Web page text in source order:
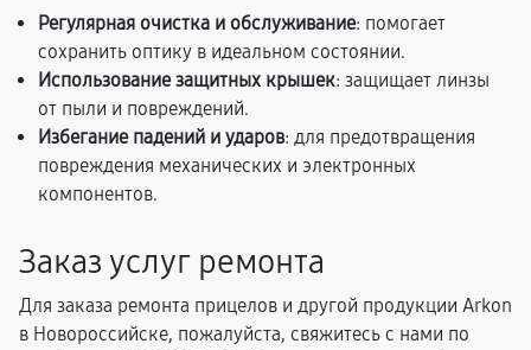
Регулярная очистка и обслуживание: помогает
сохранить оптику в идеальном состоянии.
Использование защитных крышек: защищает линзы
от пыли и повреждений.
Избегание падений и ударов: для предотвращения
повреждения механических и электронных
компонентов.
Заказ услуг ремонта
Для заказа ремонта прицелов и другой продукции Arkon
в Новороссийске, пожалуйста, свяжитесь с нами по